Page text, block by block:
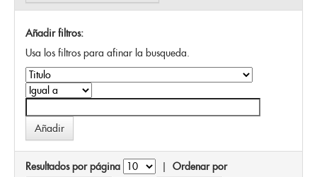
Añadir filtros:
Usa los filtros para afinar la busqueda.
Resultados por página | Ordenar por